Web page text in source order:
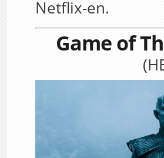
Netflix-en.
Game of